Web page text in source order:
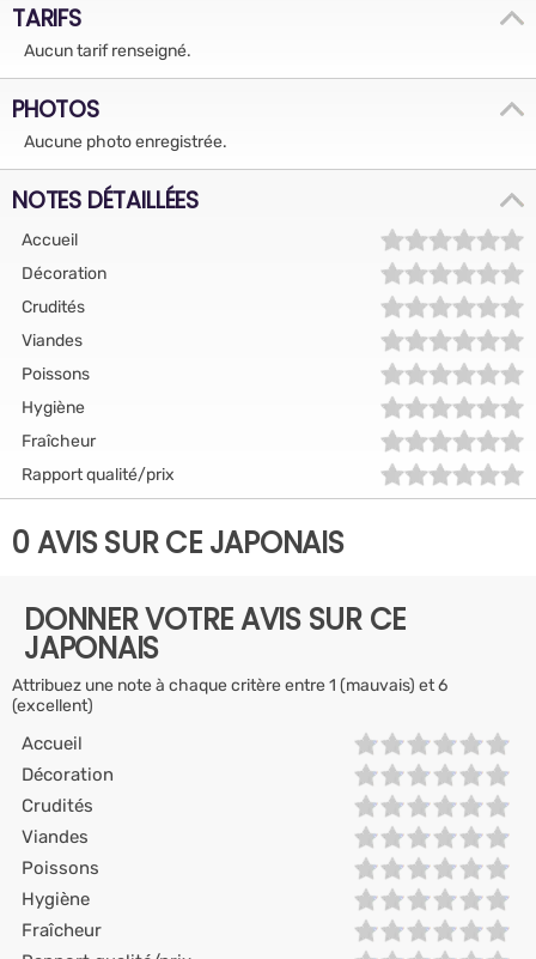
TARIFS
Aucun tarif renseigné.
PHOTOS
Aucune photo enregistrée.
NOTES DÉTAILLÉES
Accueil
Décoration
Crudités
Viandes
Poissons
Hygiène
Fraîcheur
Rapport qualité/prix
0 AVIS SUR CE JAPONAIS
DONNER VOTRE AVIS SUR CE
JAPONAIS
Attribuez une note à chaque critère entre 1 (mauvais) et 6
(excellent)
Accueil
Décoration
Crudités
Viandes
Poissons
Hygiène
Fraîcheur